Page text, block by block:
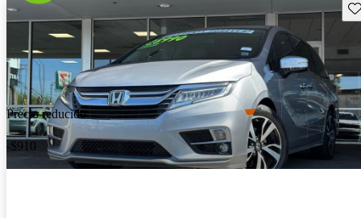
Precio reducido
-$910